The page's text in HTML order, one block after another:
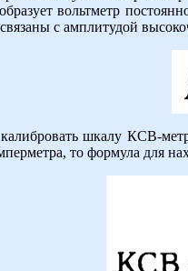
вольтметр
с амплитудой
шкалу КСВ-
то формула для